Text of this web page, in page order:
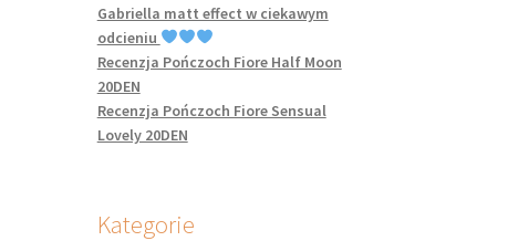
Gabriella matt effect w ciekawym
odcieniu
Recenzja Pończoch Fiore Half Moon
20DEN
Recenzja Pończoch Fiore Sensual
Lovely 20DEN
Kategorie